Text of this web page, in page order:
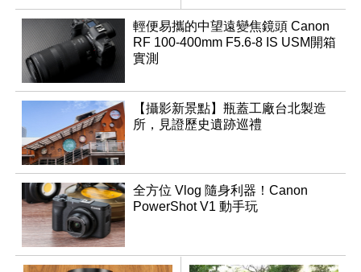
哪一台？
輕便易攜的中望遠變焦鏡頭 Canon
RF 100-400mm F5.6-8 IS USM開箱
實測
【攝影新景點】瓶蓋工廠台北製造
所，見證歷史遺跡巡禮
全方位 Vlog 隨身利器！Canon
PowerShot V1 動手玩